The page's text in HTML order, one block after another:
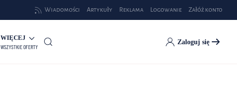
Wiadomości Artykuły Reklama Logowanie Załóż konto
WIĘCEJ
WSZYSTKIE OFERTY
Zaloguj się